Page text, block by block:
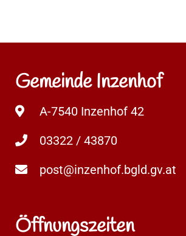
Gemeinde Inzenhof
A-7540 Inzenhof 42
03322 / 43870
post@inzenhof.bgld.gv.at
Öffnungszeiten